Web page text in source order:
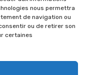
nous permettra
de navigation ou
ou de retirer son
certaines